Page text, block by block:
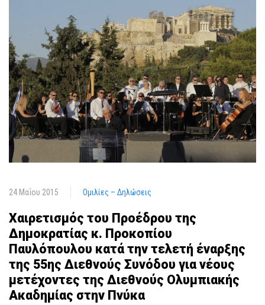
24 Μαΐου 2015 Ομιλίες – Δηλώσεις
Χαιρετισμός του Προέδρου της
Δημοκρατίας κ. Προκοπίου
Παυλόπουλου κατά την τελετή έναρξης
της 55ης Διεθνούς Συνόδου για νέους
μετέχοντες της Διεθνούς Ολυμπιακής
Ακαδημίας στην Πνύκα